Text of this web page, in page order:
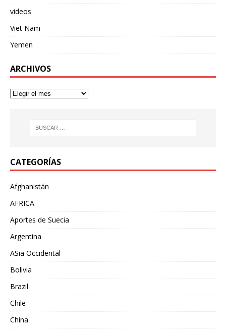
videos
Viet Nam
Yemen
ARCHIVOS
CATEGORÍAS
Afghanistán
AFRICA
Aportes de Suecia
Argentina
ASia Occidental
Bolivia
Brazil
Chile
China